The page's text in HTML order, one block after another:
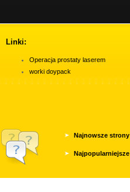
Linki:
Operacja prostaty laserem
worki doypack
Najnowsze strony
Najpopularniejsze